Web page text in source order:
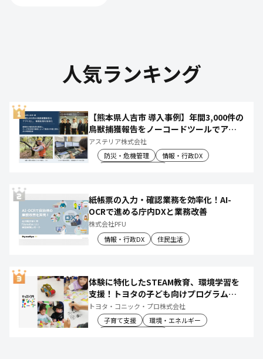
人気ランキング
【熊本県人吉市 導入事例】年間3,000件の
鳥獣捕獲報告をノーコードツールでアプ
リ化し、月50時間の庁内作業を削減
アステリア株式会社
防災・危機管理
情報・行政DX
紙帳票の入力・確認業務を効率化！AI-
OCRで進める庁内DXと業務改善
株式会社PFU
情報・行政DX
住民生活
体験に特化したSTEAM教育、環境学習を
支援！トヨタの子ども向けプログラムで
社会や将来について楽しく学べる体験機
会を創出
トヨタ・コニック・プロ株式会社
子育て支援
環境・エネルギー